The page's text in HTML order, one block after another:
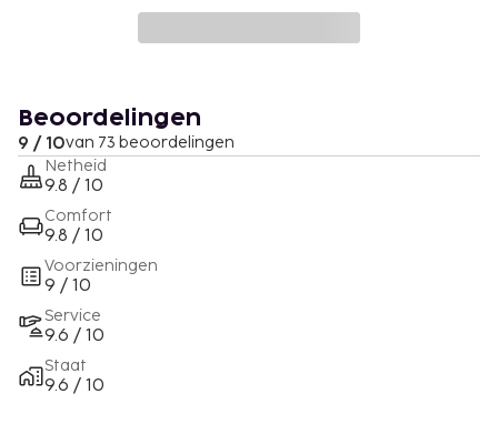
Beoordelingen
9 / 10van 73 beoordelingen
Netheid
9.8 / 10
Comfort
9.8 / 10
Voorzieningen
9 / 10
Service
9.6 / 10
Staat
9.6 / 10